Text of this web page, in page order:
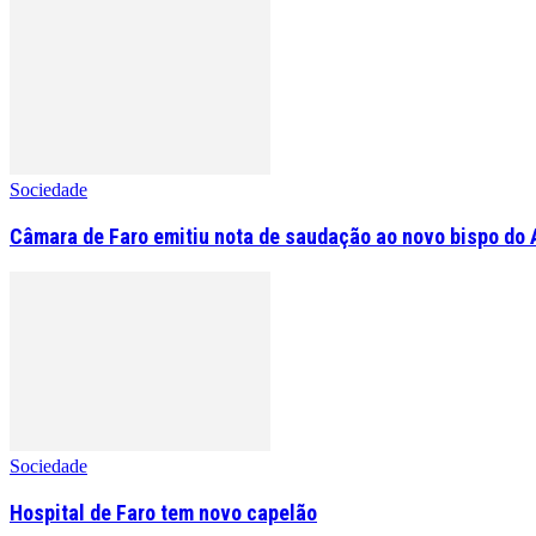
Sociedade
Câmara de Faro emitiu nota de saudação ao novo bispo do
Sociedade
Hospital de Faro tem novo capelão